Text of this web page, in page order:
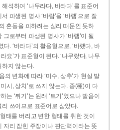
석하여 ‘나무라다, 바라다’를 표준어
파생된 명사 ‘바람’을 ‘바램’으로 잘
혼동을 피하려는 심리 때문인 듯하
그로부터 파생된 명사가 ‘바램’이 될
. ‘바라다’의 활용형으로, ‘바랬다, 바
요’가 표준형이 된다. ‘나무랐다, 나무
하지 않는다.
의 변화에 따라 ‘미수, 상추’가 현실 발
시, 상치’로 쓰지 않는다. 종(種)이 다
‘튀기’는 원래 ‘트기’였으나 발음이
리 쓰이므로 표준어로 삼았다.
태를 버리고 변한 형태를 취한 것이
자리 잡힌 주장이나 판단력이라는 뜻